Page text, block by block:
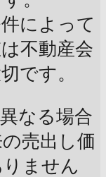
によって
不動産会
です。
なる場合
売出し価
ません